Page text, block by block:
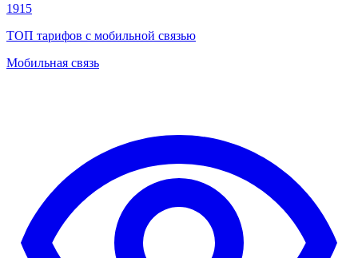
1915
ТОП тарифов с мобильной связью
Мобильная связь